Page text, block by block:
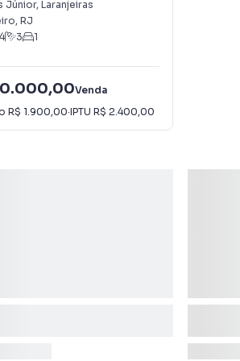
Júnior, Laranjeiras
, RJ
3 1
Venda
R$ 1.900,00·IPTU R$ 2.400,00